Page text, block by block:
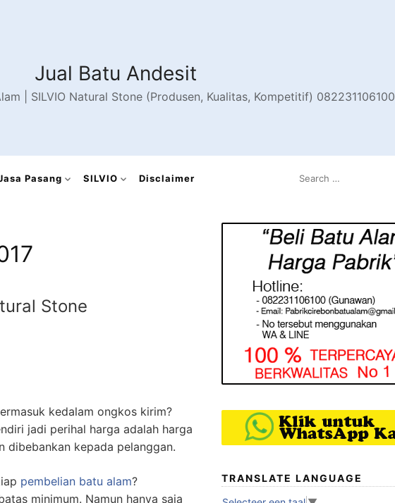
Jual Batu Andesit
| SILVIO Natural Stone (Produsen, Kualitas, Kompetitif) 082231106100
Pasang SILVIO Disclaimer
SEARCH
Stone
kedalam ongkos kirim?
jadi perihal harga adalah harga
dibebankan kepada pelanggan.
pembelian batu alam?
minimum. Namun hanya saja
TRANSLATE LANGUAGE